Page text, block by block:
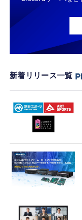
新着リリース一覧